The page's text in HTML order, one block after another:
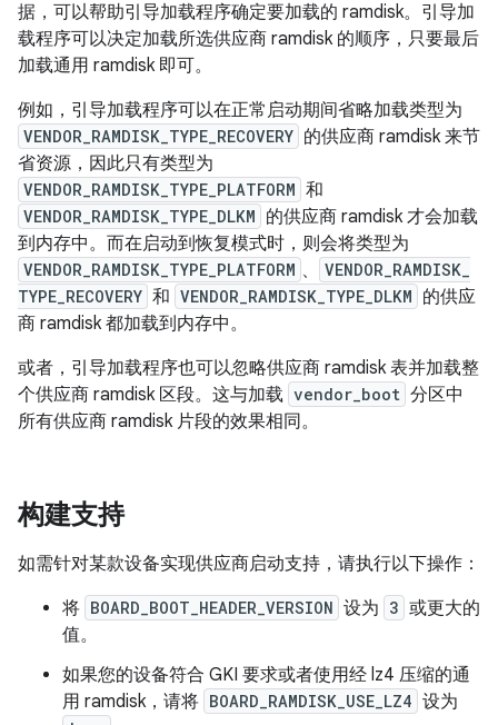
据，可以帮助引导加载程序确定要加载的 ramdisk。引导加
载程序可以决定加载所选供应商 ramdisk 的顺序，只要最后
加载通用 ramdisk 即可。
例如，引导加载程序可以在正常启动期间省略加载类型为
VENDOR_RAMDISK_TYPE_RECOVERY 的供应商 ramdisk 来节
省资源，因此只有类型为
VENDOR_RAMDISK_TYPE_PLATFORM 和
VENDOR_RAMDISK_TYPE_DLKM 的供应商 ramdisk 才会加载
到内存中。而在启动到恢复模式时，则会将类型为
VENDOR_RAMDISK_TYPE_PLATFORM 、
VENDOR_RAMDISK_
TYPE_RECOVERY 和 VENDOR_RAMDISK_TYPE_DLKM 的供应
商 ramdisk 都加载到内存中。
或者，引导加载程序也可以忽略供应商 ramdisk 表并加载整
个供应商 ramdisk 区段。这与加载 vendor_boot 分区中
所有供应商 ramdisk 片段的效果相同。
构建支持
如需针对某款设备实现供应商启动支持，请执行以下操作：
将 BOARD_BOOT_HEADER_VERSION 设为 3 或更大的
值。
如果您的设备符合 GKI 要求或者使用经 lz4 压缩的通
用 ramdisk，请将 BOARD_RAMDISK_USE_LZ4 设为